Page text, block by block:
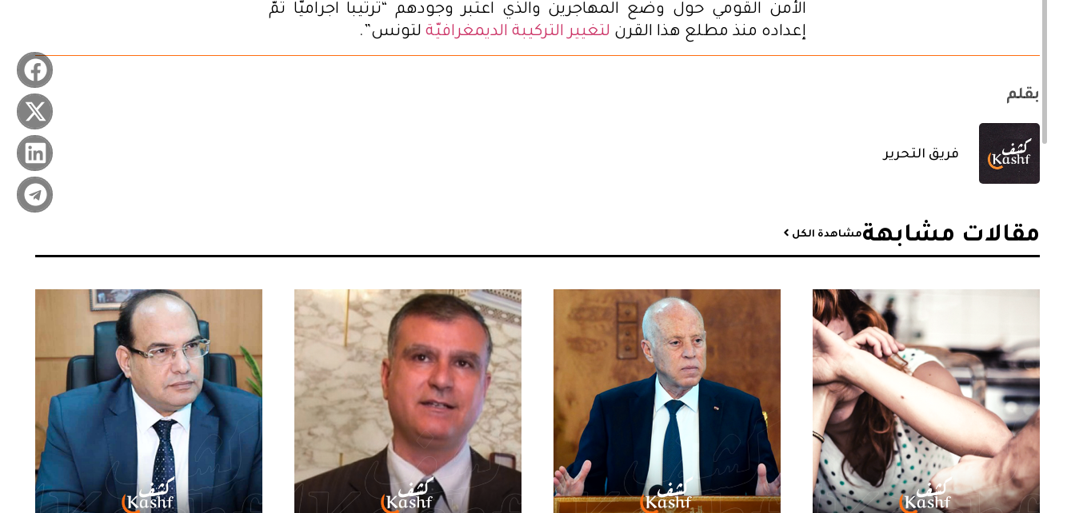
الأمن القومي حول وضع المهاجرين والذي اعتبر وجودهم “ترتيبا اجراميّا تمّ
إعداده منذ مطلع هذا القرن لتغيير التركيبة الديمغرافيّة لتونس”.
بقلم
فريق التحرير
مقالات مشابهة​مشاهدة الكل